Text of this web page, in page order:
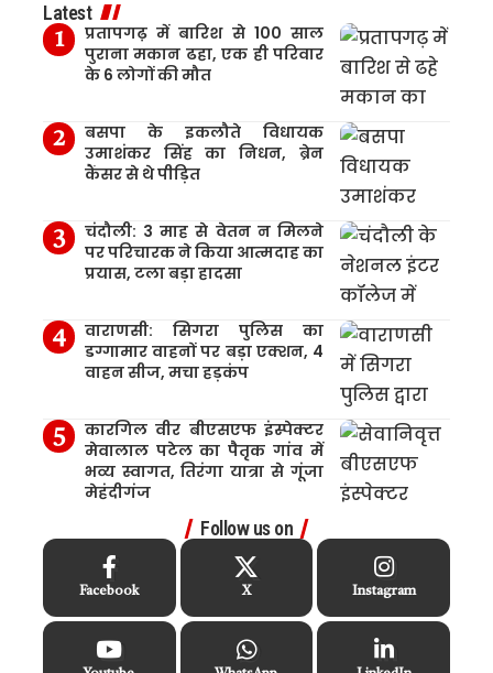
Latest
प्रतापगढ़ में बारिश से 100 साल
पुराना मकान ढहा, एक ही परिवार
के 6 लोगों की मौत
बसपा के इकलौते विधायक
उमाशंकर सिंह का निधन, ब्रेन
कैंसर से थे पीड़ित
चंदौली: 3 माह से वेतन न मिलने
पर परिचारक ने किया आत्मदाह का
प्रयास, टला बड़ा हादसा
वाराणसी: सिगरा पुलिस का
डग्गामार वाहनों पर बड़ा एक्शन, 4
वाहन सीज, मचा हड़कंप
कारगिल वीर बीएसएफ इंस्पेक्टर
मेवालाल पटेल का पैतृक गांव में
भव्य स्वागत, तिरंगा यात्रा से गूंजा
मेहंदीगंज
Follow us on
Facebook X Instagram